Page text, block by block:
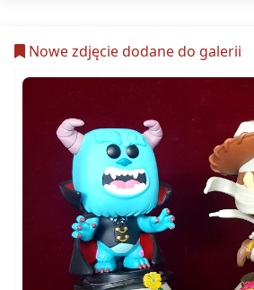
Nowe zdjęcie dodane do galerii